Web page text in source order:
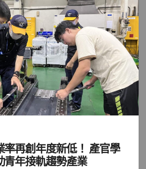
率再創年度新低！ 產官學
年接軌趨勢產業